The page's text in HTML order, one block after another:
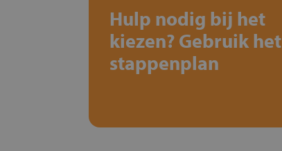
Hulp nodig bij het
kiezen? Gebruik het
stappenplan